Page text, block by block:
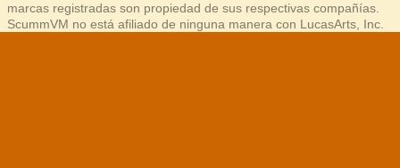
marcas registradas son propiedad de sus respectivas compañías.
ScummVM no está afiliado de ninguna manera con LucasArts, Inc.